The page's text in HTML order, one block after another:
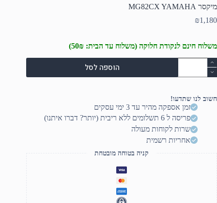
מיקסר MG82CX YAMAHA
₪1,180
משלוח חינם לנקודת חלוקה (משלוח עד הבית: 50₪)
כמות
של
מיקסר
YAMAHA
הוספה לסל
חשוב לנו שתדעו!
זמן אספקה מהיר עד 3 ימי עסקים
פריסה ל 6 תשלומים ללא ריבית (יותר? דברו איתנו)
שרות לקוחות מעולה
אחריות רשמית
קניה בטוחה מובטחת